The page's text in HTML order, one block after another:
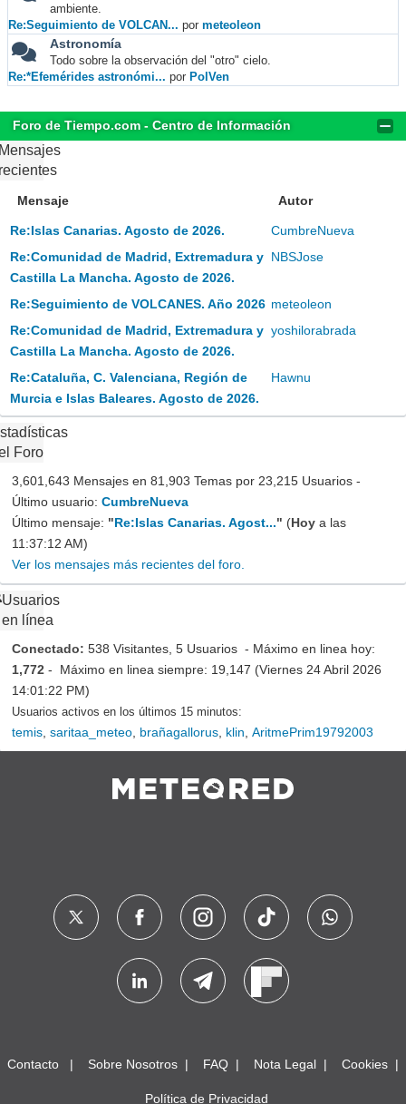
ambiente.
Re:Seguimiento de VOLCAN... por meteoleon
Astronomía
Todo sobre la observación del "otro" cielo.
Re:*Efemérides astronómi... por PolVen
Foro de Tiempo.com - Centro de Información
Mensaje Autor
Re:Islas Canarias. Agosto de 2026.
CumbreNueva
Re:Comunidad de Madrid, Extremadura y
Castilla La Mancha. Agosto de 2026.
NBSJose
Re:Seguimiento de VOLCANES. Año 2026 meteoleon
Re:Comunidad de Madrid, Extremadura y
Castilla La Mancha. Agosto de 2026.
yoshilorabrada
Re:Cataluña, C. Valenciana, Región de
Murcia e Islas Baleares. Agosto de 2026.
Hawnu
Foro
3,601,643 Mensajes en 81,903 Temas por 23,215 Usuarios -
Último usuario: CumbreNueva
Último mensaje: "Re:Islas Canarias. Agost..." (Hoy a las
11:37:12 AM)
Ver los mensajes más recientes del foro.
Usuarios
en línea
Conectado: 538 Visitantes, 5 Usuarios - Máximo en linea hoy:
1,772 - Máximo en linea siempre: 19,147 (Viernes 24 Abril 2026
14:01:22 PM)
Usuarios activos en los últimos 15 minutos:
temis saritaa_meteo brañagallorus klin AritmePrim19792003
Contacto Sobre Nosotros FAQ Nota Legal Cookies
Política de Privacidad